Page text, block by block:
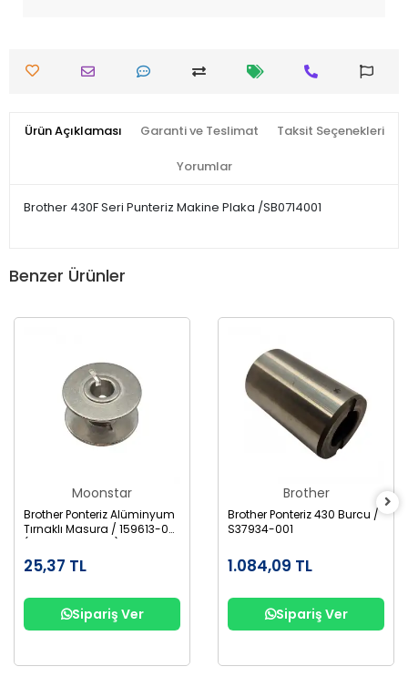
Ürün Açıklaması Garanti ve Teslimat Taksit Seçenekleri
Yorumlar
Brother 430F Seri Punteriz Makine Plaka /SB0714001
Benzer Ürünler
Moonstar
Brother Ponteriz Alüminyum
Tırnaklı Masura / 159613-001
(B1827-280-000)
25,37 TL
Sipariş Ver
Brother
Brother Ponteriz 430 Burcu /
S37934-001
1.084,09 TL
Sipariş Ver